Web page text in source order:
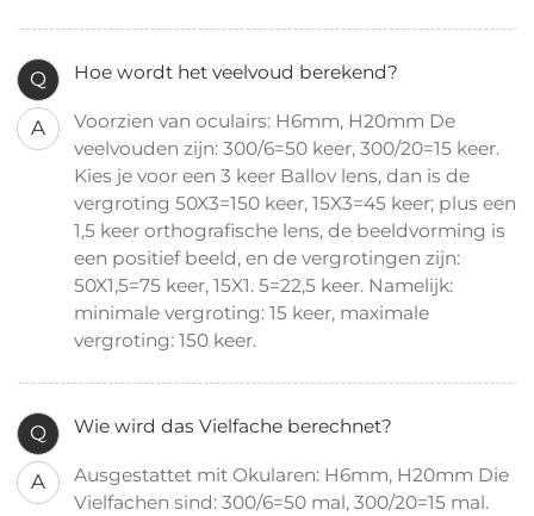
Q Hoe wordt het veelvoud berekend?
A
Voorzien van oculairs: H6mm, H20mm De
veelvouden zijn: 300/6=50 keer, 300/20=15 keer.
Kies je voor een 3 keer Ballov lens, dan is de
vergroting 50X3=150 keer, 15X3=45 keer; plus een
1,5 keer orthografische lens, de beeldvorming is
een positief beeld, en de vergrotingen zijn:
50X1,5=75 keer, 15X1. 5=22,5 keer. Namelijk:
minimale vergroting: 15 keer, maximale
vergroting: 150 keer.
Q Wie wird das Vielfache berechnet?
A
Ausgestattet mit Okularen: H6mm, H20mm Die
Vielfachen sind: 300/6=50 mal, 300/20=15 mal.